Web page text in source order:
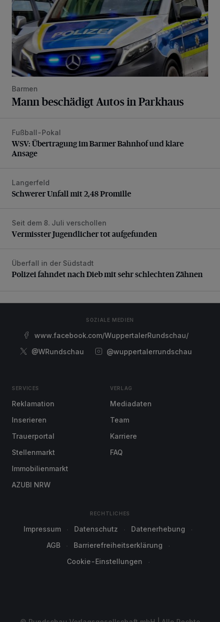
Barmen
Mann beschädigt Autos in Parkhaus
WSV: Übertragung im Barmer Bahnhof und klare Ansage
Fußball-Pokal
WSV: Übertragung im Barmer Bahnhof und klare
Ansage
Schwerer Unfall mit 2,48 Promille
Langerfeld
Schwerer Unfall mit 2,48 Promille
Vermisster Jugendlicher tot aufgefunden
Seit dem 8. Juli verschollen
Vermisster Jugendlicher tot aufgefunden
Polizei fahndet nach Dieb mit sehr schlechten Zähnen
Überfall in der Südstadt
Polizei fahndet nach Dieb mit sehr schlechten Zähnen
SOZIALE MEDIEN
www.facebook.com/WuppertalerRundschau/
@WRundschau
@wuppertalerrundschau
SERVICES
Reklamation
Inserieren
Trauerportal
Stellenmarkt
Immobilienmarkt
AZUBI NRW
VERLAG
Mediadaten
Team
Karriere
FAQ
RECHTLICHES
Impressum Datenschutz
Datenerhebung
AGB
Barrierefreiheitserklärung
Cookie-Einstellungen